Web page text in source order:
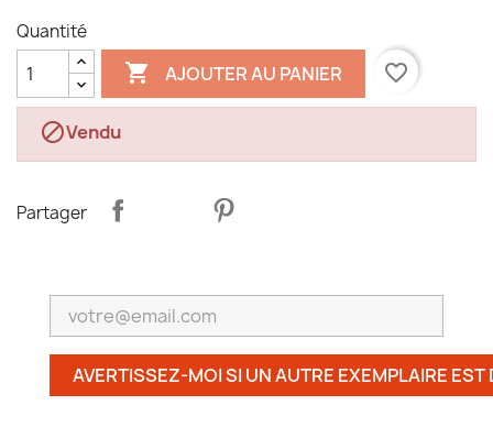
Quantité
 AJOUTER AU PANIER favorite_border
Vendu
Partager
AVERTISSEZ-MOI SI UN AUTRE EXEMPLAIRE EST